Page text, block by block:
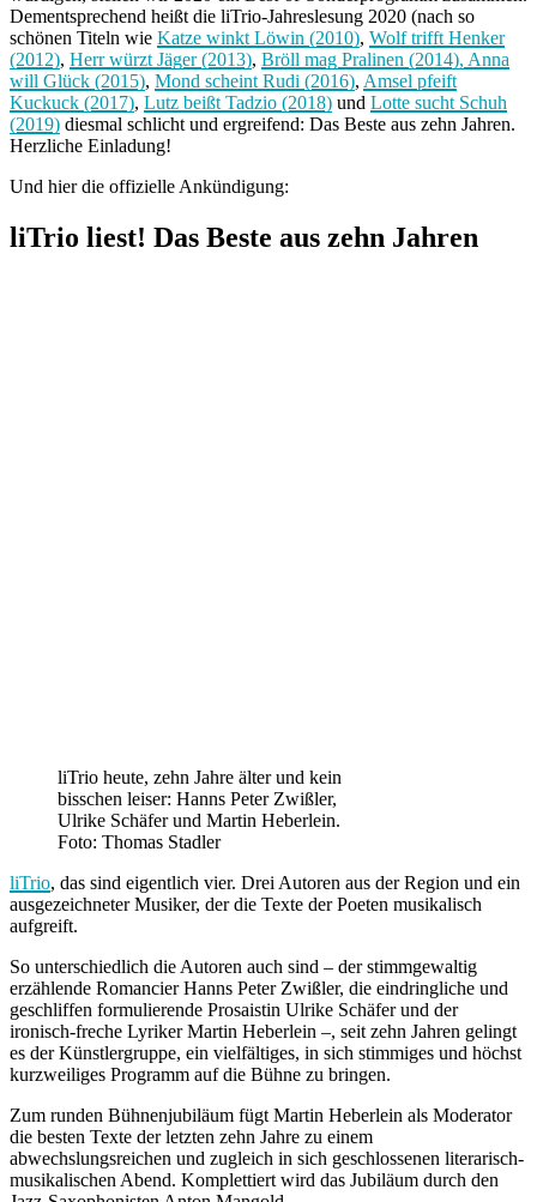
Dementsprechend heißt die liTrio-Jahreslesung 2020 (nach so
schönen Titeln wie Katze winkt Löwin (2010), Wolf trifft Henker
(2012), Herr würzt Jäger (2013), Bröll mag Pralinen (2014), Anna
will Glück (2015), Mond scheint Rudi (2016), Amsel pfeift
Kuckuck (2017), Lutz beißt Tadzio (2018) und Lotte sucht Schuh
(2019) diesmal schlicht und ergreifend: Das Beste aus zehn Jahren.
Herzliche Einladung!
Und hier die offizielle Ankündigung:
liTrio liest! Das Beste aus zehn Jahren
liTrio heute, zehn Jahre älter und kein
bisschen leiser: Hanns Peter Zwißler,
Ulrike Schäfer und Martin Heberlein.
Foto: Thomas Stadler
liTrio, das sind eigentlich vier. Drei Autoren aus der Region und ein
ausgezeichneter Musiker, der die Texte der Poeten musikalisch
aufgreift.
So unterschiedlich die Autoren auch sind – der stimmgewaltig
erzählende Romancier Hanns Peter Zwißler, die eindringliche und
geschliffen formulierende Prosaistin Ulrike Schäfer und der
ironisch-freche Lyriker Martin Heberlein –, seit zehn Jahren gelingt
es der Künstlergruppe, ein vielfältiges, in sich stimmiges und höchst
kurzweiliges Programm auf die Bühne zu bringen.
Zum runden Bühnenjubiläum fügt Martin Heberlein als Moderator
die besten Texte der letzten zehn Jahre zu einem
abwechslungsreichen und zugleich in sich geschlossenen literarisch-
musikalischen Abend. Komplettiert wird das Jubiläum durch den